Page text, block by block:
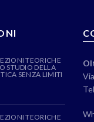
TEORICHE
STUDIO DELLA
SENZA LIMITI
TEORICHE